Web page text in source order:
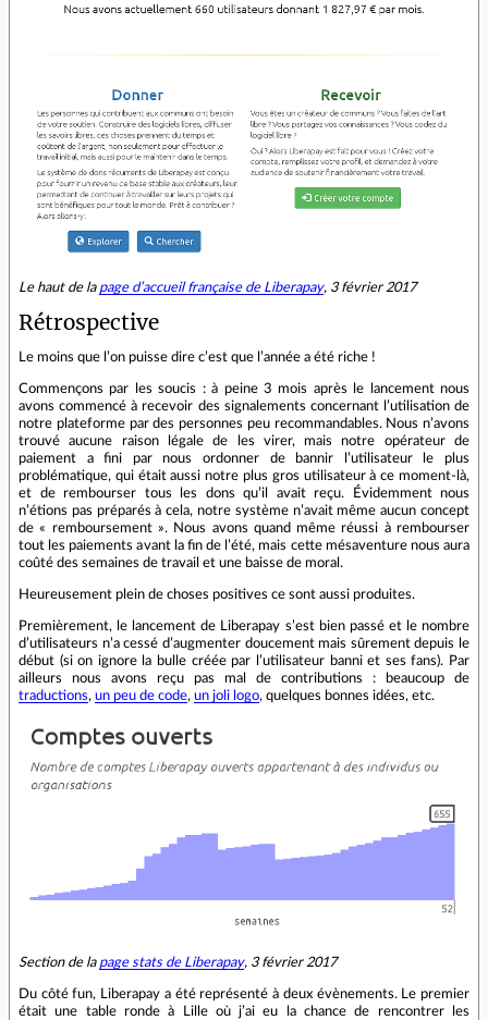
Le haut de la page d’accueil française de Liberapay, 3 février 2017
Rétrospective
Le moins que l’on puisse dire c’est que l’année a été riche !
Commençons par les soucis : à peine 3 mois après le lancement nous
avons commencé à recevoir des signalements concernant l’utilisation de
notre plateforme par des personnes peu recommandables. Nous n’avons
trouvé aucune raison légale de les virer, mais notre opérateur de
paiement a fini par nous ordonner de bannir l’utilisateur le plus
problématique, qui était aussi notre plus gros utilisateur à ce moment-là,
et de rembourser tous les dons qu’il avait reçu. Évidemment nous
n’étions pas préparés à cela, notre système n’avait même aucun concept
de « remboursement ». Nous avons quand même réussi à rembourser
tout les paiements avant la fin de l’été, mais cette mésaventure nous aura
coûté des semaines de travail et une baisse de moral.
Heureusement plein de choses positives ce sont aussi produites.
Premièrement, le lancement de Liberapay s’est bien passé et le nombre
d’utilisateurs n’a cessé d’augmenter doucement mais sûrement depuis le
début (si on ignore la bulle créée par l’utilisateur banni et ses fans). Par
ailleurs nous avons reçu pas mal de contributions : beaucoup de
traductions, un peu de code, un joli logo, quelques bonnes idées, etc.
Section de la page stats de Liberapay, 3 février 2017
Du côté fun, Liberapay a été représenté à deux évènements. Le premier
était une table ronde à Lille où j’ai eu la chance de rencontrer les